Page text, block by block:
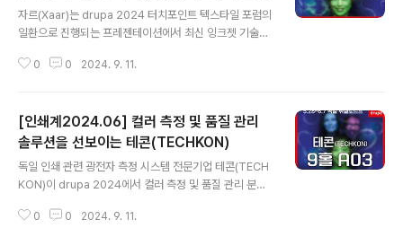
젠테이션
자르(Xaar)는 drupa 2024 터치포인트 텍스타일 포럼의
일환으로 진행되는 프레젠테이션에서 최신 잉크젯 기술이
수 있는 기회를 전시 관람객들에게 제공한다. 6월 3일 13
초고점도 인쇄와 특허받은 하이 레이다운 기술을 활용하는
아퀴녹스(Aquinox) 프린트 헤드가 디지털 텍스타일 인쇄
의 생산성을 어떻게 혁신하고 있는지 보여줄 것이다.이번
프레젠테이션에서는 글로벌 잉크 개발 및 제조업체인 나즈
다(Nazdar)와의 협업을 통해 자르(Xaar)가 어떻게 고점
도 안료 수성 잉크 세트인 ‘HighV Aqua Tex’를 ..
0 0 2024. 9. 11.
[인쇄계2024.06] 컬러 측정 및 품질 관리
솔루션을 선보이는 테콘(TECHKON)
독일 인쇄 관련 광전자 측정 시스템 전문기업 테콘(TECH
KON)이 drupa 2024에서 컬러 측정 및 품질 관리 분야
한 테콘 부스를 방문하면 정밀도와 사용 편의성으로 유명
0 0 2024. 9. 11.